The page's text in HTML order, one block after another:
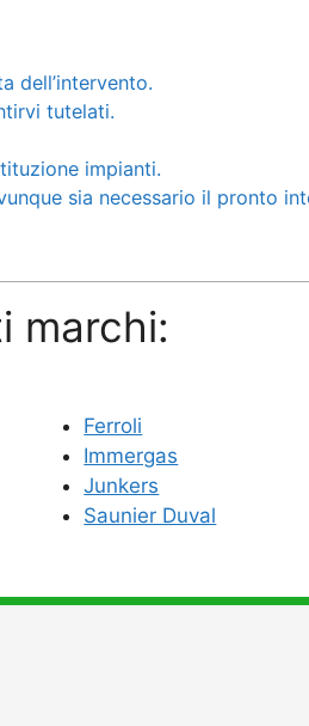
dell’intervento.
tutelati.
impianti.
sia necessario il pronto
marchi:
Ferroli
Immergas
Junkers
Saunier Duval